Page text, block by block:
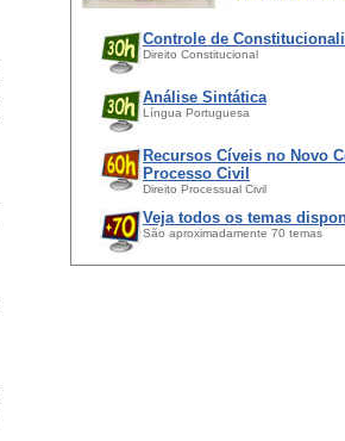
Controle de
Direito Constitucional
Análise Sintática
Língua Portuguesa
Recursos Cíveis no Novo
Processo Civil
Direito Processual Civil
Veja todos os temas
São aproximadamente 70 temas